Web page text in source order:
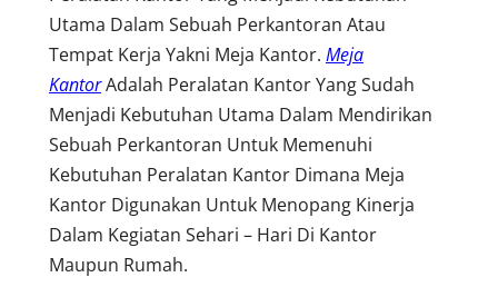
Utama Dalam Sebuah Perkantoran Atau
Tempat Kerja Yakni Meja Kantor. Meja
KantorAdalah Peralatan Kantor Yang Sudah
Menjadi Kebutuhan Utama Dalam Mendirikan
Sebuah Perkantoran Untuk Memenuhi
Kebutuhan Peralatan Kantor Dimana Meja
Kantor Digunakan Untuk Menopang Kinerja
Dalam Kegiatan Sehari – Hari Di Kantor
Maupun Rumah.